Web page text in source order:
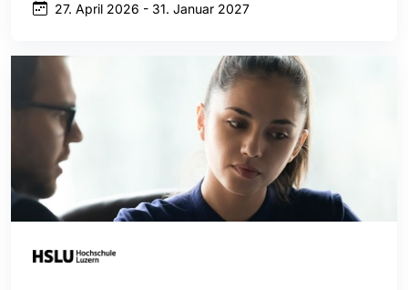
27. April 2026 - 31. Januar 2027